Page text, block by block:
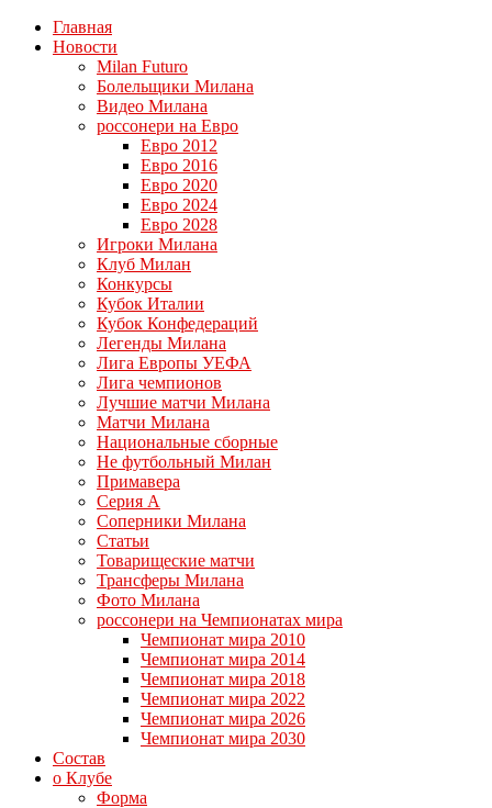
Главная
Новости
Milan Futuro
Болельщики Милана
Видео Милана
россонери на Евро
Евро 2012
Евро 2016
Евро 2020
Евро 2024
Евро 2028
Игроки Милана
Клуб Милан
Конкурсы
Кубок Италии
Кубок Конфедераций
Легенды Милана
Лига Европы УЕФА
Лига чемпионов
Лучшие матчи Милана
Матчи Милана
Национальные сборные
Не футбольный Милан
Примавера
Серия А
Соперники Милана
Статьи
Товарищеские матчи
Трансферы Милана
Фото Милана
россонери на Чемпионатах мира
Чемпионат мира 2010
Чемпионат мира 2014
Чемпионат мира 2018
Чемпионат мира 2022
Чемпионат мира 2026
Чемпионат мира 2030
Состав
о Клубе
Форма